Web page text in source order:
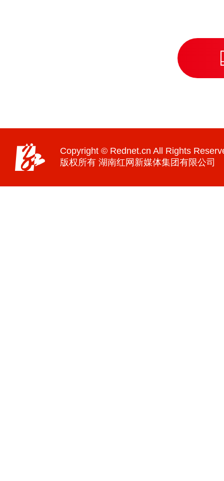
Copyright © Rednet.cn All Rights
版权所有 湖南红网新媒体集团有限公司